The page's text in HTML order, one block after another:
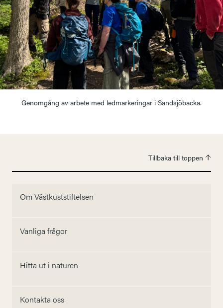
Genomgång av arbete med ledmarkeringar i Sandsjöbacka.
Tillbaka till toppen
Om Västkuststiftelsen
Vanliga frågor
Hitta ut i naturen
Kontakta oss